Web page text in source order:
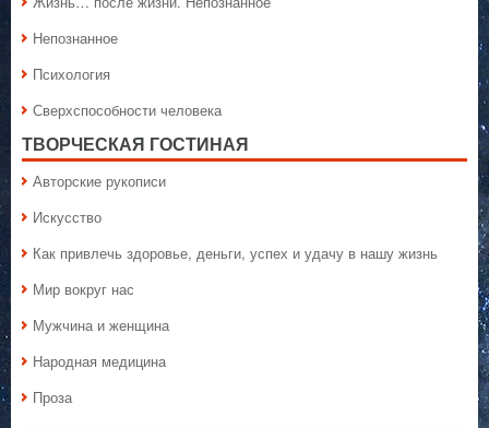
Непознанное
Психология
Сверхспособности человека
ТВОРЧЕСКАЯ ГОСТИНАЯ
Авторские рукописи
Искусство
Как привлечь здоровье, деньги, успех и удачу в нашу жизнь
Мир вокруг нас
Мужчина и женщина
Народная медицина
Проза